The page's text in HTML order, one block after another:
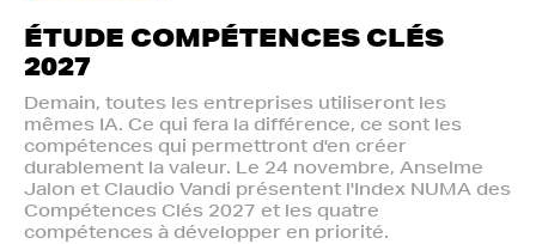
ÉTUDE COMPÉTENCES CLÉS
2027
Demain, toutes les entreprises utiliseront les
mêmes IA. Ce qui fera la différence, ce sont les
compétences qui permettront d'en créer
durablement la valeur. Le 24 novembre, Anselme
Jalon et Claudio Vandi présentent l'Index NUMA des
Compétences Clés 2027 et les quatre
compétences à développer en priorité.